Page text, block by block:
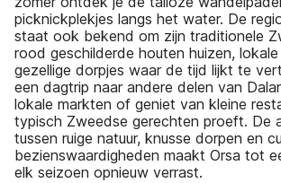
picknickplekjes langs het water. De
staat ook bekend om zijn traditionele
rood geschilderde houten huizen,
gezellige dorpjes waar de tijd lijkt te
een dagtrip naar andere delen van
lokale markten of geniet van kleine
typisch Zweedse gerechten proeft. De
tussen ruige natuur, knusse dorpen en
bezienswaardigheden maakt Orsa tot
elk seizoen opnieuw verrast.